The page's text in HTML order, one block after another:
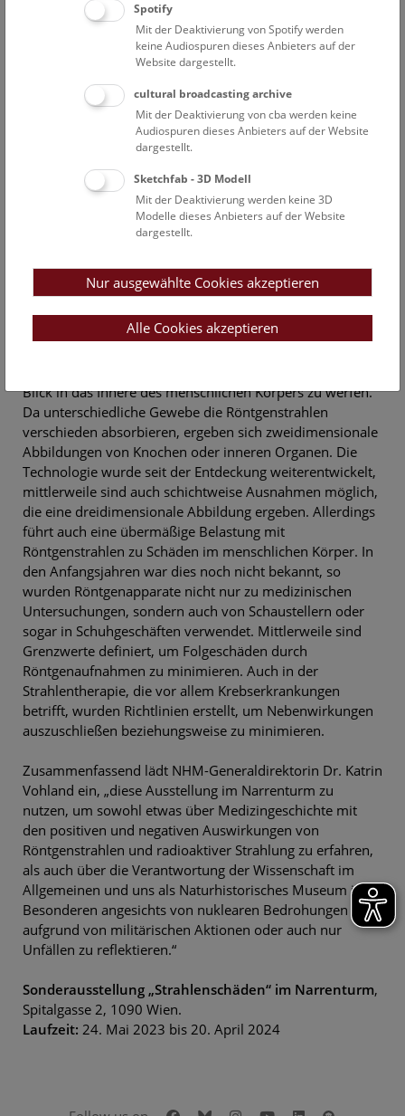
Dieses Phänomen wurde von Marie Curie aufgegriffen
und weiter untersucht. Dabei entdeckte sie weitere
„strahlende“ Elemente: Polonium, benannt nach ihrer
Heimat Polen, und Radium, das „Strahlende“. Die
Gefahren der Radioaktivität waren Anfang des 20. Jhdt.
noch unbekannt, so verstarb Curie letztendlich daran.
Trotz möglicher Gefahren wurde nach möglichem Nutzen
geforscht. Die Langzeitfolgen und Probleme von
Kernkraftwerksunfällen für Menschen haben sich erst
später gezeigt, wie etwa bei den Unfällen in Tschernobyl
oder Fukushima. Atomkraft als Waffe zu verwenden,
wurde bereits kurz nach Entdeckung der Radioaktivität in
in Hiroshima und Nagasaki zeigt die
gesundheitsschädigenden Auswirkungen, die bis heute
nachhallen, sehr deutlich.
Blick in das Innere des menschlichen Körpers zu werfen.
Da unterschiedliche Gewebe die Röntgenstrahlen
verschieden absorbieren, ergeben sich zweidimensionale
Abbildungen von Knochen oder inneren Organen. Die
Technologie wurde seit der Entdeckung weiterentwickelt,
mittlerweile sind auch schichtweise Ausnahmen möglich,
die eine dreidimensionale Abbildung ergeben. Allerdings
führt auch eine übermäßige Belastung mit
Röntgenstrahlen zu Schäden im menschlichen Körper. In
den Anfangsjahren war dies noch nicht bekannt, so
wurden Röntgenapparate nicht nur zu medizinischen
Untersuchungen, sondern auch von Schaustellern oder
sogar in Schuhgeschäften verwendet. Mittlerweile sind
Grenzwerte definiert, um Folgeschäden durch
Röntgenaufnahmen zu minimieren. Auch in der
Strahlentherapie, die vor allem Krebserkrankungen
betrifft, wurden Richtlinien erstellt, um Nebenwirkungen
auszuschließen beziehungsweise zu minimieren.
Zusammenfassend lädt NHM-Generaldirektorin Dr. Katrin
Vohland ein, „diese Ausstellung im Narrenturm zu
nutzen, um sowohl etwas über Medizingeschichte mit
den positiven und negativen Auswirkungen von
Röntgenstrahlen und radioaktiver Strahlung zu erfahren,
als auch über die Verantwortung der Wissenschaft im
Allgemeinen und uns als Naturhistorisches Museum im
Besonderen angesichts von nuklearen Bedrohungen
aufgrund von militärischen Aktionen oder auch nur
Unfällen zu reflektieren.“
Sonderausstellung „Strahlenschäden“ im Narrenturm,
Spitalgasse 2, 1090 Wien.
Laufzeit: 24. Mai 2023 bis 20. April 2024
Spotify
Mit der Deaktivierung von Spotify werden
keine Audiospuren dieses Anbieters auf der
Website dargestellt.
cultural broadcasting archive
Mit der Deaktivierung von cba werden keine
Audiospuren dieses Anbieters auf der Website
dargestellt.
Sketchfab - 3D Modell
Mit der Deaktivierung werden keine 3D
Modelle dieses Anbieters auf der Website
dargestellt.
Nur ausgewählte Cookies akzeptieren
Alle Cookies akzeptieren